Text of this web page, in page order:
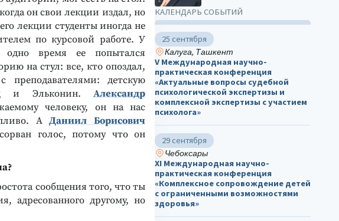
он свои лекции издал, но
лекции студенты иногда не
по курсовой работе. У
время ее попытался
на стул: все, кто опоздал,
детскую
и Эльконин. Александр
человеку, он на нас
АДаниил Борисович
голос, потому что он
сообщения того, что ты
адресованного другому, но
7-10
занятий
КАЛЕНДАРЬ СОБЫТИЙ
25 сентября
Калуга, Ташкент
V Международная научно-
практическая конференция
«Актуальные вопросы судебной
психологической экспертизы и
комплексной экспертизы с участием
психолога»
29 сентября
Чебоксары
ХΙ Международная научно-
практическая конференция
«Комплексное сопровождение детей
с ограниченными возможностями
здоровья»